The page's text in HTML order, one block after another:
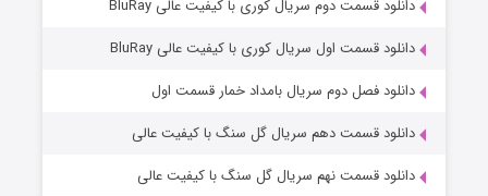
شکست استوارت در نجات جهان
قسمت۷ (زیرنویس) منتشر شد
دانلود قسمت دوم سریال کوری با کیفیت عالی BluRay
دانلود قسمت اول سریال کوری با کیفیت عالی BluRay
دانلود فصل دوم سریال بامداد خمار قسمت اول
دانلود قسمت دهم سریال گل سنگ با کیفیت عالی
دانلود قسمت نهم سریال گل سنگ با کیفیت عالی